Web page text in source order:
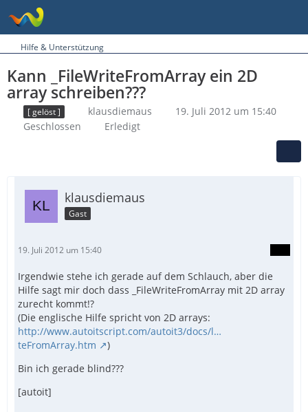
Hilfe & Unterstützung
Kann _FileWriteFromArray ein 2D
array schreiben???
[ gelöst ] klausdiemaus
19. Juli 2012 um 15:40
Geschlossen
Erledigt
klausdiemaus
Gast
19. Juli 2012 um 15:40
Irgendwie stehe ich gerade auf dem Schlauch, aber die
Hilfe sagt mir doch dass _FileWriteFromArray mit 2D array
zurecht kommt!?
(Die englische Hilfe spricht von 2D arrays:
http://www.autoitscript.com/autoit3/docs/l…
teFromArray.htm
)
Bin ich gerade blind???
[autoit]